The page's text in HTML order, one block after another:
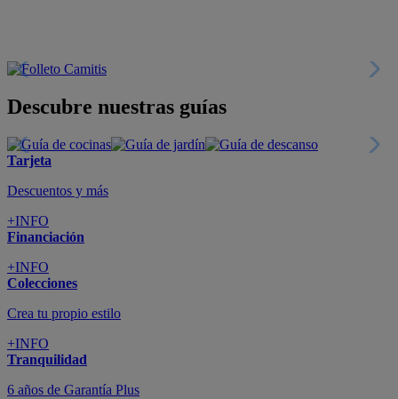
Descubre nuestras guías
Tarjeta
Descuentos y más
+INFO
Financiación
+INFO
Colecciones
Crea tu propio estilo
+INFO
Tranquilidad
6 años de Garantía Plus